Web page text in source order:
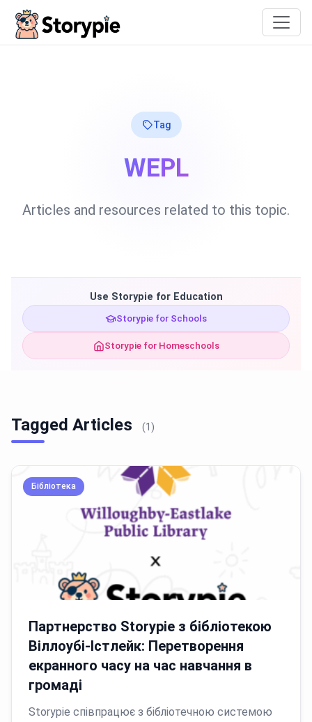
Tag
WEPL
Articles and resources related to this topic.
Use Storypie for Education
Storypie for Schools
Storypie for Homeschools
Tagged Articles (1)
Бібліотека
Партнерство Storypie з бібліотекою
Віллоубі-Істлейк: Перетворення
екранного часу на час навчання в
громаді
Storypie співпрацює з бібліотечною системою